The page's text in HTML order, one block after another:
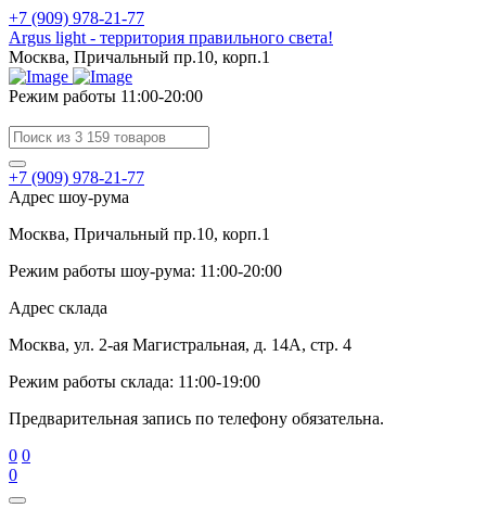
+7 (909) 978-21-77
Argus light - территория правильного света!
Москва, Причальный пр.10, корп.1
Режим работы 11:00-20:00
+7 (909) 978-21-77
Адрес шоу-рума
Москва, Причальный пр.10, корп.1
Режим работы шоу-рума: 11:00-20:00
Адрес склада
Москва, ул. 2-ая Магистральная, д. 14А, стр. 4
Режим работы склада: 11:00-19:00
Предварительная запись по телефону обязательна.
0 0
0